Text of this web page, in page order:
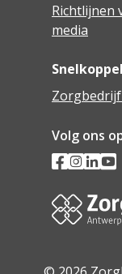
Richtlijnen
media
Volg ons